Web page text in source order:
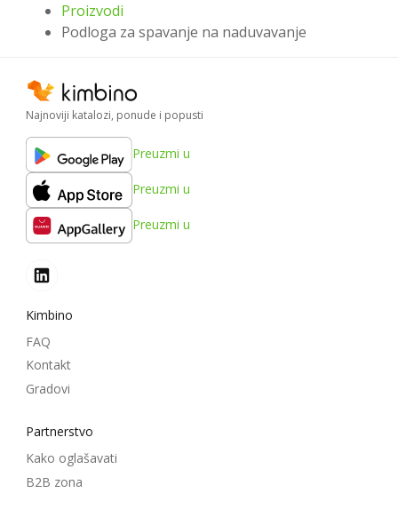
Proizvodi
Podloga za spavanje na naduvavanje
Najnoviji katalozi, ponude i popusti
Preuzmi u
Preuzmi u
Preuzmi u
Kimbino
FAQ
Kontakt
Gradovi
Partnerstvo
Kako oglašavati
B2B zona